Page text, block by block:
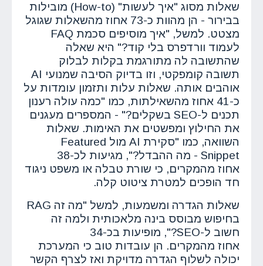
שאלות מסוג "איך לעשות" (How-to) מובילות
בבירור - הן מהוות כ-73 אחוז מהשאלות שגוגל
מצטט. למשל, "איך מוסיפים סכמת FAQ
לעמוד וורדפרס בלי קוד?" היא שאלה
שהתשובה לה מתורגמת בקלות לבלוק
תשובה קומפקטי, וזו בדיוק הסיבה שמנועי AI
אוהבים אותה. שאלות עלות ותזמון עומדות על
כ-41 אחוז מהשאילתות, כמו "כמה עולה רענון
תכנים ל-SEO בשקלים?" - המספרים מעגנים
את החילוץ ומפשטים את האימות. שאלות
השוואה, כמו "סקירת AI מול Featured
Snippet - מה ההבדל?", מגיעות לכ-38
אחוז מהמקרים, כי שורת טבלה או משפט ניגוד
חד הופכים למטרת ציטוט קלה.
שאלות הגדרה ומשמעות, למשל "מה זה RAG
בחיפוש מבוסס בינה מלאכותית ולמה זה
חשוב ל-SEO?", מופיעות בכ-34
אחוז מהמקרים. הן עובדות טוב כי המערכת
יכולה לשלוף הגדרה מדויקת ואז לצרף הקשר